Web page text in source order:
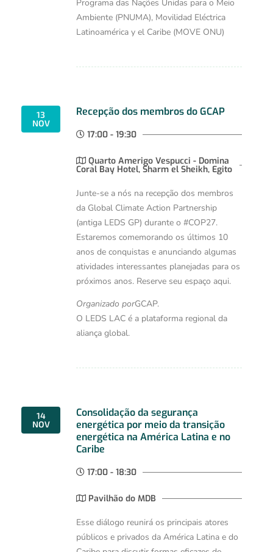
Programa das Nações Unidas para o Meio
Ambiente (PNUMA), Movilidad Eléctrica
Latinoamérica y el Caribe (MOVE ONU)
13
NOV
Recepção dos membros do GCAP
17:00 - 19:30
Quarto Amerigo Vespucci - Domina
Coral Bay Hotel, Sharm el Sheikh, Egito
Junte-se a nós na recepção dos membros
da Global Climate Action Partnership
(antiga LEDS GP) durante o #COP27.
Estaremos comemorando os últimos 10
anos de conquistas e anunciando algumas
atividades interessantes planejadas para os
próximos anos. Reserve seu espaço aqui.
Organizado porGCAP.
O LEDS LAC é a plataforma regional da
aliança global.
14
NOV
Consolidação da segurança
energética por meio da transição
energética na América Latina e no
Caribe
17:00 - 18:30
Pavilhão do MDB
Esse diálogo reunirá os principais atores
públicos e privados da América Latina e do